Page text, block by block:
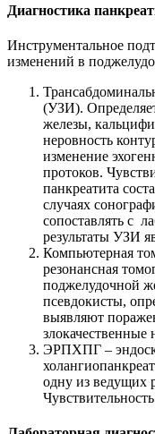
Диагностика
Инструментальное
изменений в
(УЗИ).
железы,
неровность
изменение
протоков.
панкреатита
случаях
сопоставлять с
результаты УЗИ
Компьютерная
резонансная
поджелудочной
псевдокисты,
выявляют
злокачественные
ЭРПХПГ –
одну из ведущих